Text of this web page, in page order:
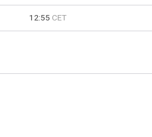
12:55 CET